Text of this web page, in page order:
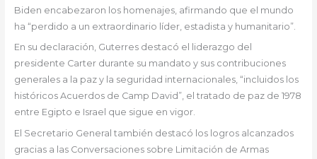
Biden encabezaron los homenajes, afirmando que el mundo
ha “perdido a un extraordinario líder, estadista y humanitario”.
En su declaración, Guterres destacó el liderazgo del
presidente Carter durante su mandato y sus contribuciones
generales a la paz y la seguridad internacionales, “incluidos los
históricos Acuerdos de Camp David”, el tratado de paz de 1978
entre Egipto e Israel que sigue en vigor.
El Secretario General también destacó los logros alcanzados
gracias a las Conversaciones sobre Limitación de Armas